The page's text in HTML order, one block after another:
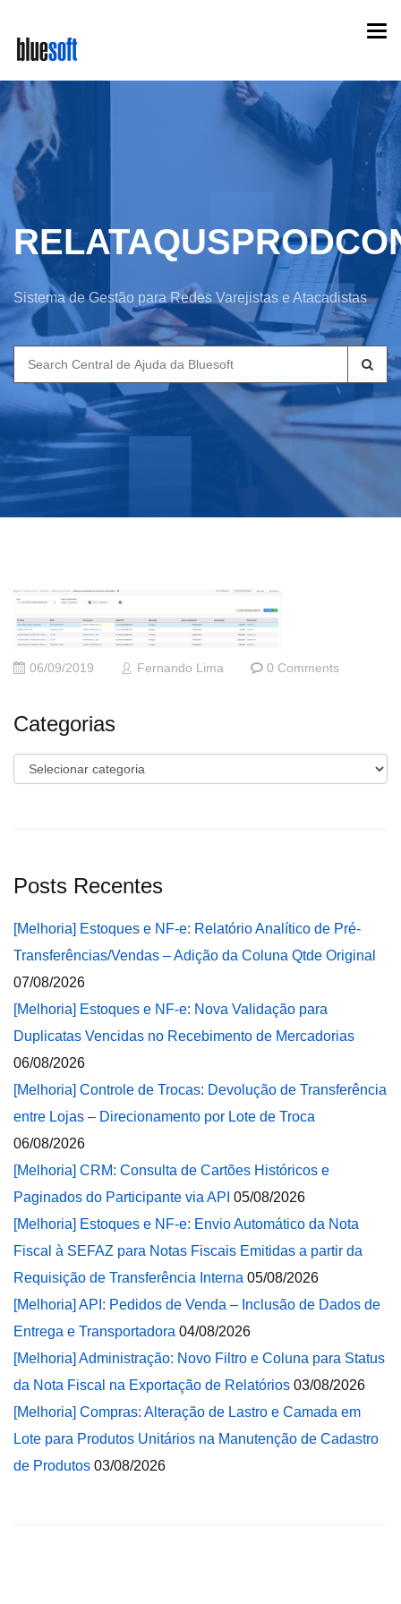
main
content
Sistema de Gestão para Redes Varejistas e Atacadistas
Search
for:
06/09/2019 Fernando Lima 0 Comments
Categorias
Categorias
Posts Recentes
[Melhoria] Estoques e NF-e: Relatório Analítico de Pré-
Transferências/Vendas – Adição da Coluna Qtde Original
07/08/2026
[Melhoria] Estoques e NF-e: Nova Validação para
Duplicatas Vencidas no Recebimento de Mercadorias
06/08/2026
[Melhoria] Controle de Trocas: Devolução de Transferência
entre Lojas – Direcionamento por Lote de Troca
06/08/2026
[Melhoria] CRM: Consulta de Cartões Históricos e
Paginados do Participante via API 05/08/2026
[Melhoria] Estoques e NF-e: Envio Automático da Nota
Fiscal à SEFAZ para Notas Fiscais Emitidas a partir da
Requisição de Transferência Interna 05/08/2026
[Melhoria] API: Pedidos de Venda – Inclusão de Dados de
Entrega e Transportadora 04/08/2026
[Melhoria] Administração: Novo Filtro e Coluna para Status
da Nota Fiscal na Exportação de Relatórios 03/08/2026
[Melhoria] Compras: Alteração de Lastro e Camada em
Lote para Produtos Unitários na Manutenção de Cadastro
de Produtos 03/08/2026